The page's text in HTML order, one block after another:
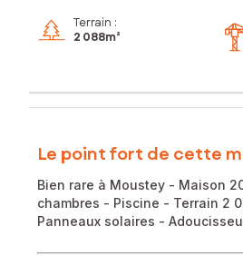
Terrain :
2 088m²
Le point fort de cette
Bien rare à Moustey - Maison
chambres - Piscine - Terrain 2
Panneaux solaires -